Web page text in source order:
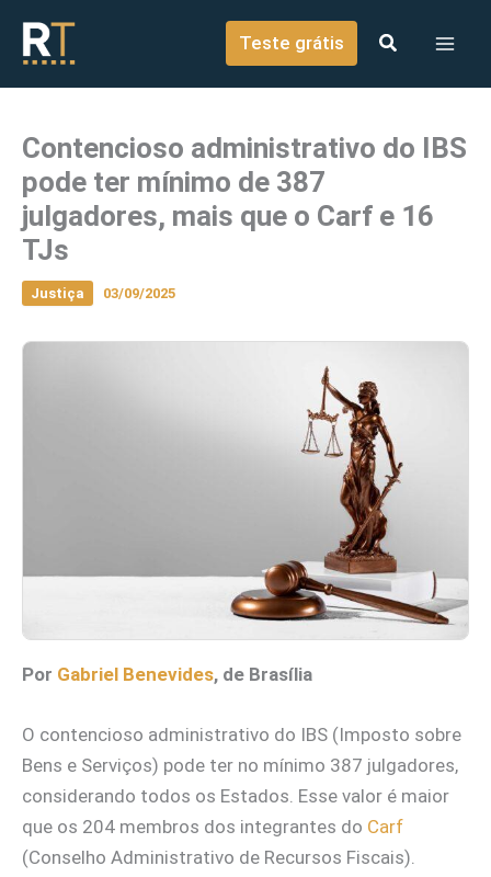
conteúdo
Teste grátis
Contencioso administrativo do IBS
pode ter mínimo de 387
julgadores, mais que o Carf e 16
TJs
Justiça 03/09/2025
Por Gabriel Benevides, de Brasília
O contencioso administrativo do IBS (Imposto sobre
Bens e Serviços) pode ter no mínimo 387 julgadores,
considerando todos os Estados. Esse valor é maior
que os 204 membros dos integrantes do Carf
(Conselho Administrativo de Recursos Fiscais).